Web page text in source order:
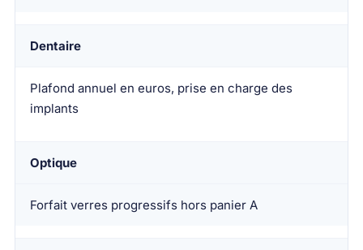
Dentaire
Plafond annuel en euros, prise en charge des
implants
Optique
Forfait verres progressifs hors panier A